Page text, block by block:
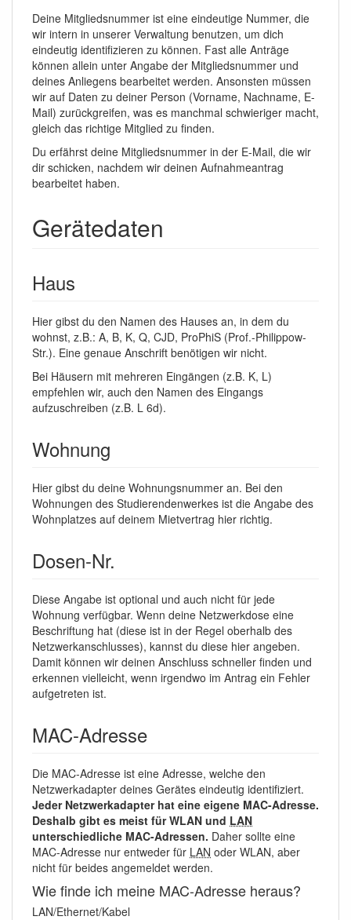
Deine Mitgliedsnummer ist eine eindeutige Nummer, die
wir intern in unserer Verwaltung benutzen, um dich
eindeutig identifizieren zu können. Fast alle Anträge
können allein unter Angabe der Mitgliedsnummer und
deines Anliegens bearbeitet werden. Ansonsten müssen
wir auf Daten zu deiner Person (Vorname, Nachname, E-
Mail) zurückgreifen, was es manchmal schwieriger macht,
gleich das richtige Mitglied zu finden.
Du erfährst deine Mitgliedsnummer in der E-Mail, die wir
dir schicken, nachdem wir deinen Aufnahmeantrag
bearbeitet haben.
Gerätedaten
Haus
Hier gibst du den Namen des Hauses an, in dem du
wohnst, z.B.: A, B, K, Q, CJD, ProPhiS (Prof.-Philippow-
Str.). Eine genaue Anschrift benötigen wir nicht.
Bei Häusern mit mehreren Eingängen (z.B. K, L)
empfehlen wir, auch den Namen des Eingangs
aufzuschreiben (z.B. L 6d).
Wohnung
Hier gibst du deine Wohnungsnummer an. Bei den
Wohnungen des Studierendenwerkes ist die Angabe des
Wohnplatzes auf deinem Mietvertrag hier richtig.
Dosen-Nr.
Diese Angabe ist optional und auch nicht für jede
Wohnung verfügbar. Wenn deine Netzwerkdose eine
Beschriftung hat (diese ist in der Regel oberhalb des
Netzwerkanschlusses), kannst du diese hier angeben.
Damit können wir deinen Anschluss schneller finden und
erkennen vielleicht, wenn irgendwo im Antrag ein Fehler
aufgetreten ist.
MAC-Adresse
Die MAC-Adresse ist eine Adresse, welche den
Netzwerkadapter deines Gerätes eindeutig identifiziert.
Jeder Netzwerkadapter hat eine eigene MAC-Adresse.
Deshalb gibt es meist für WLAN und LAN
unterschiedliche MAC-Adressen. Daher sollte eine
MAC-Adresse nur entweder für LAN oder WLAN, aber
nicht für beides angemeldet werden.
Wie finde ich meine MAC-Adresse heraus?
LAN/Ethernet/Kabel